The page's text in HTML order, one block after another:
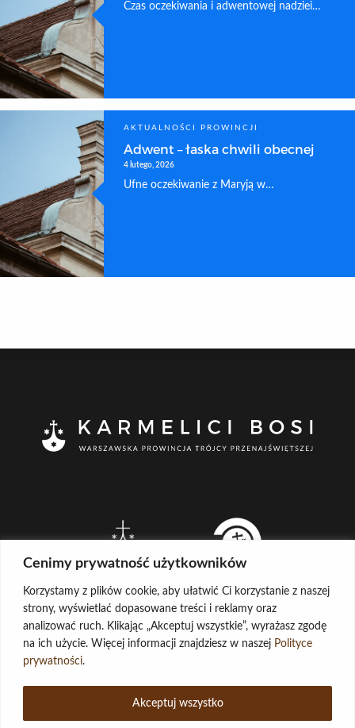
Cenimy prywatność użytkowników
Korzystamy z plików cookie, aby ułatwić Ci korzystanie z naszej
strony, wyświetlać dopasowane treści i reklamy oraz
analizować ruch. Klikając „Akceptuj wszystkie”, wyrażasz zgodę
na ich użycie. Więcej informacji znajdziesz w naszej Polityce
prywatności.
Akceptuj wszystko
Czas oczekiwania i adwentowej nadziei…
AKTUALNOŚCI PROWINCJI
Adwent – łaska chwili obecnej
4 lutego, 2026
Ufne oczekiwanie z Maryją w…
LOG IN